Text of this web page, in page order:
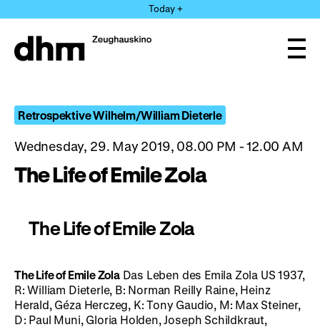
directly
the
Today +
Retrospektive Wilhelm/William Dieterle
Wednesday, 29. May 2019, 08.00 PM - 12.00 AM
The Life of Emile Zola
The Life of Emile Zola
The Life of Emile ZolaDas Leben des Emila Zola US 1937,
R: William Dieterle, B: Norman Reilly Raine, Heinz
Herald, Géza Herczeg, K: Tony Gaudio, M: Max Steiner,
D: Paul Muni, Gloria Holden, Joseph Schildkraut,